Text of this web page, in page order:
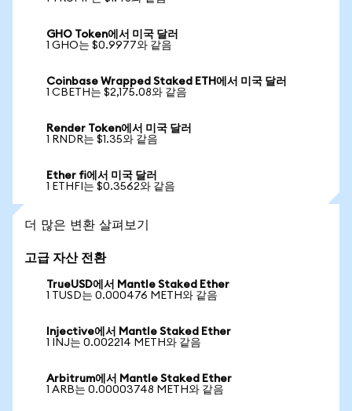
GHO Token에서 미국 달러
1 GHO는 $0.9977와 같음
Coinbase Wrapped Staked ETH에서 미국 달러
1 CBETH는 $2,175.08와 같음
Render Token에서 미국 달러
1 RNDR는 $1.35와 같음
Ether fi에서 미국 달러
1 ETHFI는 $0.3562와 같음
더 많은 변환 살펴보기
고급 자산 전환
TrueUSD에서 Mantle Staked Ether
1 TUSD는 0.000476 METH와 같음
Injective에서 Mantle Staked Ether
1 INJ는 0.002214 METH와 같음
Arbitrum에서 Mantle Staked Ether
1 ARB는 0.00003748 METH와 같음